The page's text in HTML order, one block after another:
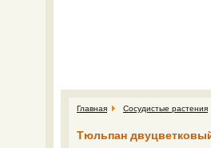
Главная Сосудистые растения
Тюльпан